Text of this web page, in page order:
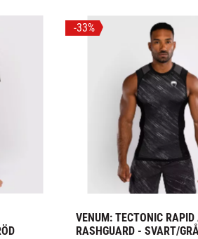
VENUM: TECTONIC
RASHGUARD - SVART/
33%